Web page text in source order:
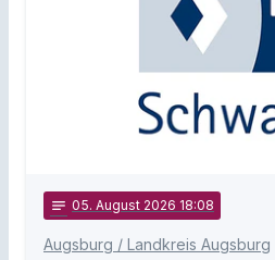
notes 05. August 2026 18:08
Augsburg / Landkreis Augsburg